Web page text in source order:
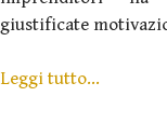
giustificate
Leggi tutto...